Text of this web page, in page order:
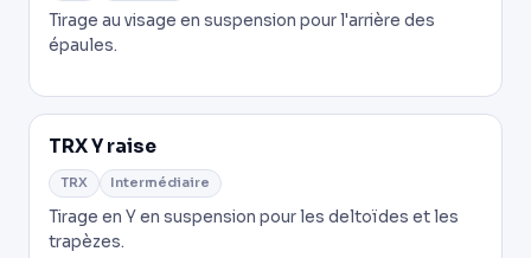
Tirage au visage en suspension pour l'arrière des
épaules.
TRX Y raise
TRX Intermédiaire
Tirage en Y en suspension pour les deltoïdes et les
trapèzes.